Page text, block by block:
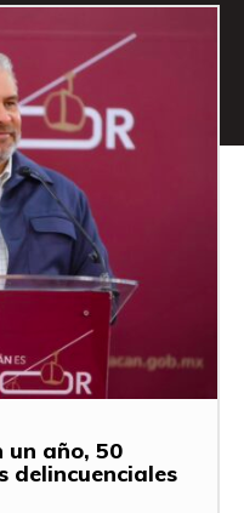
un año, 50
delincuenciales